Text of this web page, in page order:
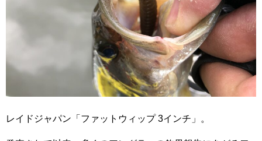
レイドジャパン「ファットウィップ 3インチ」。